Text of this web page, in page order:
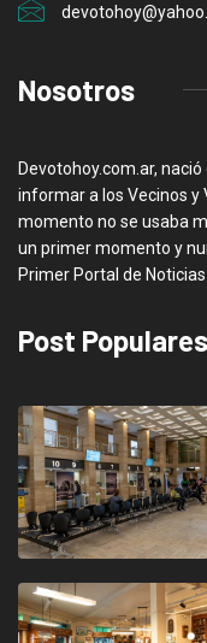
Nosotros
Devotohoy.com.ar,
informar a los Vecinos y
momento no se usaba
un primer momento y
Primer Portal de Noticias
Post Populares